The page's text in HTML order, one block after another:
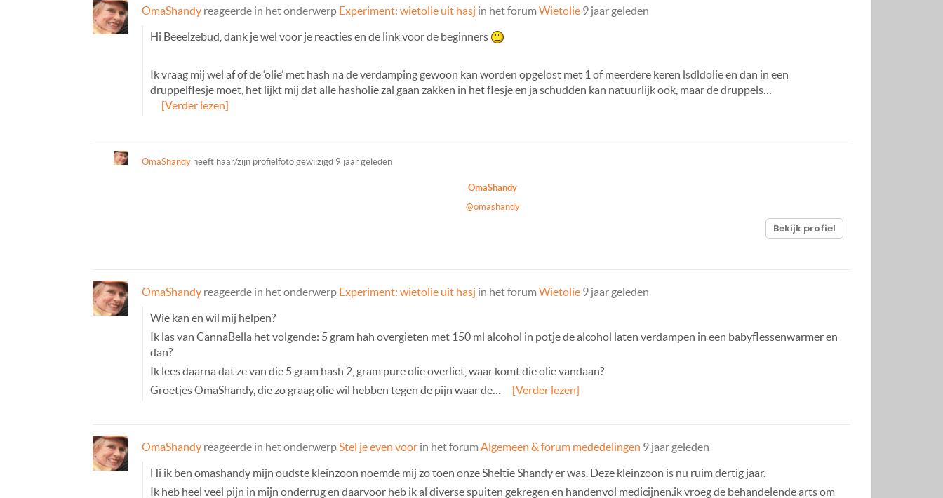
OmaShandy reageerde in het onderwerp Experiment: wietolie uit hasj in het forum Wietolie 9 jaar geleden
Hi Beeëlzebud, dank je wel voor je reacties en de link voor de beginners
Ik vraag mij wel af of de ‘olie’ met hash na de verdamping gewoon kan worden opgelost met 1 of meerdere keren lsdldolie en dan in een
druppelflesje moet, het lijkt mij dat alle hasholie zal gaan zakken in het flesje en ja schudden kan natuurlijk ook, maar de druppels…
[Verder lezen]
OmaShandy heeft haar/zijn profielfoto gewijzigd 9 jaar geleden
OmaShandy
@omashandy
Bekijk profiel
OmaShandy reageerde in het onderwerp Experiment: wietolie uit hasj in het forum Wietolie 9 jaar geleden
Wie kan en wil mij helpen?
Ik las van CannaBella het volgende: 5 gram hah overgieten met 150 ml alcohol in potje de alcohol laten verdampen in een babyflessenwarmer en
dan?
Ik lees daarna dat ze van die 5 gram hash 2, gram pure olie overliet, waar komt die olie vandaan?
Groetjes OmaShandy, die zo graag olie wil hebben tegen de pijn waar de…
[Verder lezen]
OmaShandy reageerde in het onderwerp Stel je even voor in het forum Algemeen & forum mededelingen 9 jaar geleden
Hi ik ben omashandy mijn oudste kleinzoon noemde mij zo toen onze Sheltie Shandy er was. Deze kleinzoon is nu ruim dertig jaar.
Ik heb heel veel pijn in mijn onderrug en daarvoor heb ik al diverse spuiten gekregen en handenvol medicijnen.ik vroeg de behandelende arts om